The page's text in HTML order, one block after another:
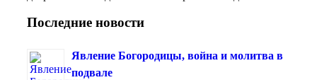
Последние новости
Явление Богородицы, война и молитва в
подвале